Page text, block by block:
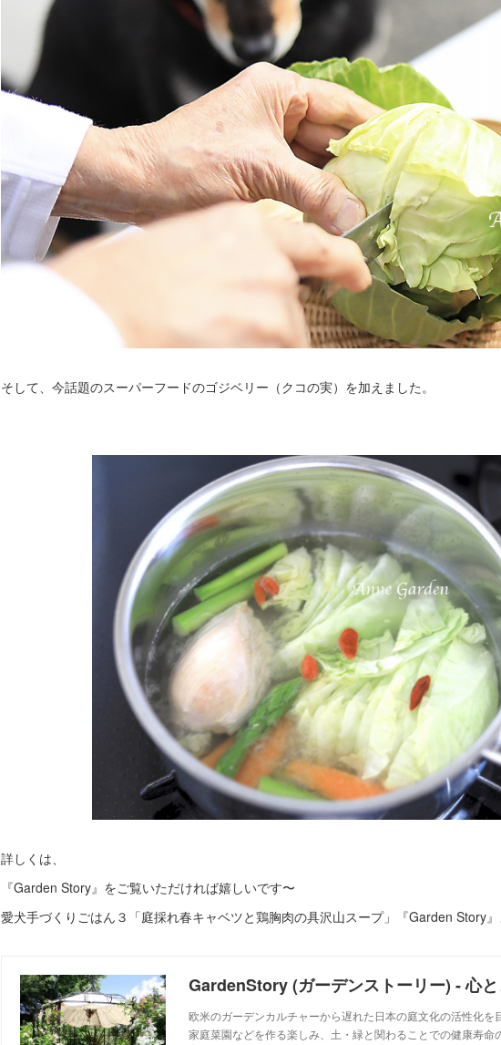
そして、今話題のスーパーフードのゴジベリー（クコの実）を加えました。
詳しくは、
『Garden Story』をご覧いただければ嬉しいです〜
愛犬手づくりごはん３「庭採れ春キャベツと鶏胸肉の具沢山スープ」『Garden Story』
欧⽶のガーデンカルチャーから遅れた⽇本の庭⽂化の活性化を
家庭菜園などを作る楽しみ、⼟・緑と関わることでの健康寿命